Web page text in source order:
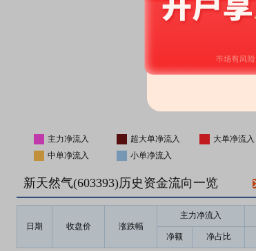
主力净流入 超大单净流入
大单净流入
中单净流入
小单净流入
新天然气(603393)历史资金流向一览
日期 收盘价 涨跌幅
主力净流入
净额 净占比